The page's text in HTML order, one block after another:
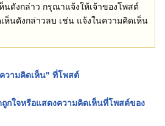
นดังกล่าว กรุณาแจ้งให้เจ้าของโพสต์
ห็นดังกล่าวลบ เช่น แจ้งในความคิดเห็น
วามคิดเห็น" ที่โพสต์
ถูกใจหรือแสดงความคิดเห็นที่โพสต์ของ